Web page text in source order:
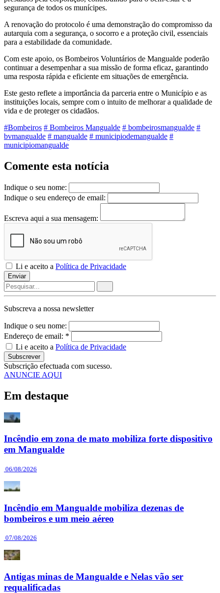
segurança de todos os munícipes.
A renovação do protocolo é uma demonstração do compromisso da
autarquia com a segurança, o socorro e a proteção civil, essenciais
para a estabilidade da comunidade.
Com este apoio, os Bombeiros Voluntários de Mangualde poderão
continuar a desempenhar a sua missão de forma eficaz, garantindo
uma resposta rápida e eficiente em situações de emergência.
Este gesto reflete a importância da parceria entre o Município e as
instituições locais, sempre com o intuito de melhorar a qualidade de
vida e de proteger os cidadãos.
#Bombeiros # Bombeiros Mangualde # bombeirosmangualde #
bvmangualde # mangualde # municipiodemangualde #
municipiomangualde
Comente esta notícia
Indique o seu nome:
Indique o seu endereço de email:
Escreva aqui a sua mensagem:
Li e aceito a Política de Privacidade
Enviar
Subscreva a nossa newsletter
Indique o seu nome:
Endereço de email: *
Li e aceito a Política de Privacidade
Subscrever
Subscrição efectuada com sucesso.
ANUNCIE AQUI
Em destaque
Incêndio em zona de mato mobiliza forte dispositivo
em Mangualde
06/08/2026
Incêndio em Mangualde mobiliza dezenas de
bombeiros e um meio aéreo
07/08/2026
Antigas minas de Mangualde e Nelas vão ser
requalificadas